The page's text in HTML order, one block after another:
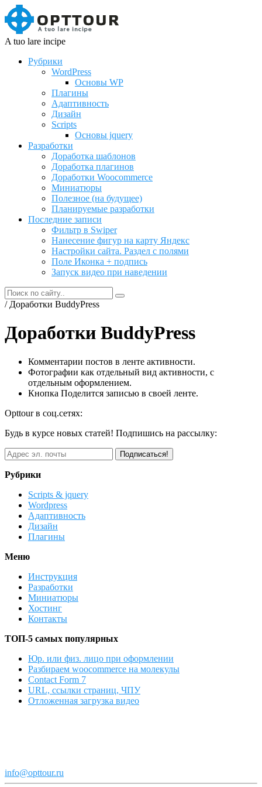
A tuo lare incipe
Рубрики
WordPress
Основы WP
Плагины
Адаптивность
Дизайн
Scripts
Основы jquery
Разработки
Доработка шаблонов
Доработка плагинов
Доработки Woocommerce
Миниатюры
Полезное (на будущее)
Планируемые разработки
Последние записи
Фильтр в Swiper
Нанесение фигур на карту Яндекс
Настройки сайта. Раздел с полями
Поле Иконка + подпись
Запуск видео при наведении
/ Доработки BuddyPress
Доработки BuddyPress
Комментарии постов в ленте активности.
Фотографии как отдельный вид активности, с
отдельным оформлением.
Кнопка Поделится записью в своей ленте.
Opttour в соц.сетях:
Будь в курсе новых статей! Подпишись на рассылку:
Рубрики
Scripts & jquery
Wordpress
Адаптивность
Дизайн
Плагины
Меню
Инструкция
Разработки
Миниатюры
Хостинг
Контакты
ТОП-5 самых популярных
Юр. или физ. лицо при оформлении
Разбираем woocommerce на молекулы
Contact Form 7
URL, ссылки страниц, ЧПУ
Отложенная загрузка видео
info@opttour.ru